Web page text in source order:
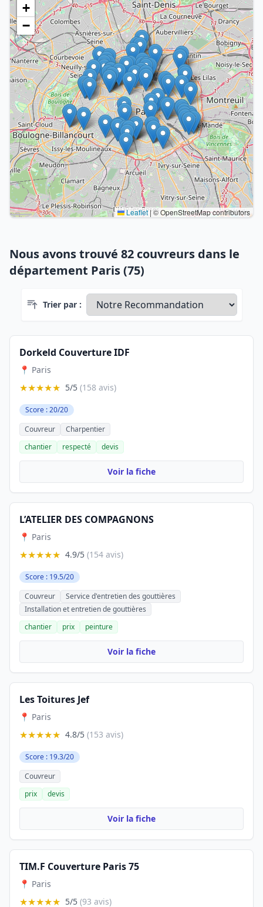
+
−
Leaflet|© OpenStreetMap contributors
Nous avons trouvé 82 couvreurs dans le
département Paris (75)
Trier par :
Dorkeld Couverture IDF
📍 Paris
★★★★★ 5/5 (158 avis)
Score : 20/20
Couvreur
Charpentier
chantier
respecté devis
Voir la fiche
L’ATELIER DES COMPAGNONS
📍 Paris
★★★★★ 4.9/5 (154 avis)
Score : 19.5/20
Couvreur
Service d'entretien des gouttières
Installation et entretien de gouttières
chantier
prix peinture
Voir la fiche
Les Toitures Jef
📍 Paris
★★★★★ 4.8/5 (153 avis)
Score : 19.3/20
Couvreur
prix
devis
Voir la fiche
TIM.F Couverture Paris 75
📍 Paris
★★★★★ 5/5 (93 avis)